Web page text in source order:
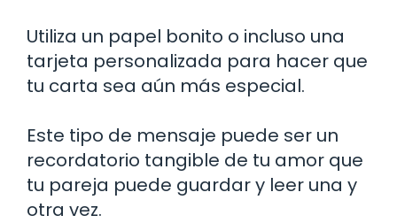
Utiliza un papel bonito o incluso una
tarjeta personalizada para hacer que
tu carta sea aún más especial.
Este tipo de mensaje puede ser un
recordatorio tangible de tu amor que
tu pareja puede guardar y leer una y
otra vez.